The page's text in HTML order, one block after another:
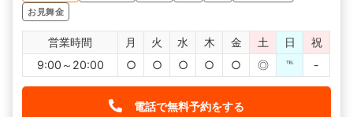
お見舞金
営業時間 月 火 水 木 金 土 日
祝
9:00～20:00
○ ○ ○ ○ ○ ◎ ℡ -
電話で無料予約をする